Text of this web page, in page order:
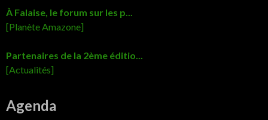
À Falaise, le forum sur les p...
[Planète Amazone]
Partenaires de la 2ème éditio...
[Actualités]
Agenda